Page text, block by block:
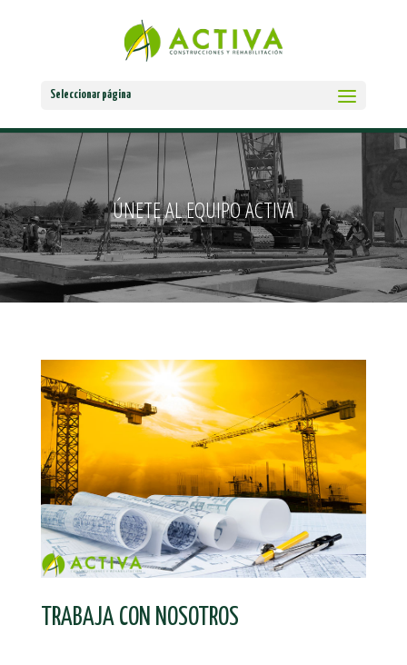
Seleccionar página
ÚNETE AL EQUIPO ACTIVA
TRABAJA CON NOSOTROS